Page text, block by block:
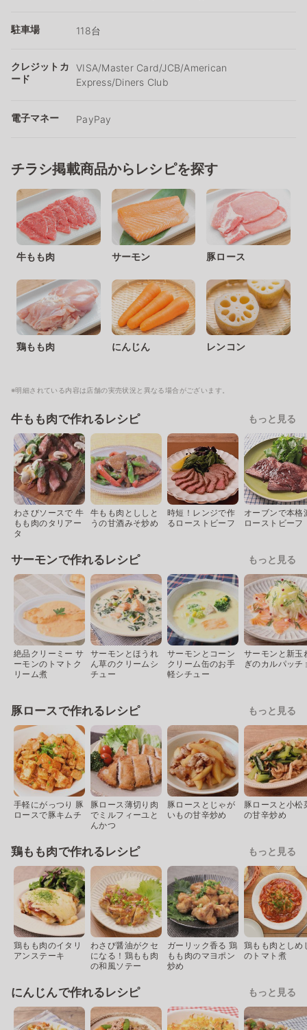
駐車場 118台
クレジットカ
ード
VISA/Master Card/JCB/American
Express/Diners Club
電子マネー PayPay
チラシ掲載商品からレシピを探す
牛もも肉 サーモン 豚ロース
鶏もも肉 にんじん レンコン
※明細されている内容は店舗の実売状況と異なる場合がございます。
牛もも肉で作れるレシピ もっと見る
わさびソースで 牛
もも肉のタリアー
タ
牛もも肉とししと
うの甘酒みそ炒め
時短！レンジで作
るローストビーフ
オーブンで本格
ローストビーフ
サーモンで作れるレシピ もっと見る
絶品クリーミー サ
ーモンのトマトク
リーム煮
サーモンとほうれ
ん草のクリームシ
チュー
サーモンとコーン
クリーム缶のお手
軽シチュー
サーモンと新玉
ぎのカルパッチ
豚ロースで作れるレシピ もっと見る
手軽にがっつり 豚
ロースで豚キムチ
豚ロース薄切り肉
でミルフィーユと
んかつ
豚ロースとじゃが
いもの甘辛炒め
豚ロースと小松
の甘辛炒め
鶏もも肉で作れるレシピ もっと見る
鶏もも肉のイタリ
アンステーキ
わさび醤油がクセ
になる！鶏もも肉
の和風ソテー
ガーリック香る 鶏
もも肉のマヨポン
炒め
鶏もも肉としめ
のトマト煮
にんじんで作れるレシピ もっと見る